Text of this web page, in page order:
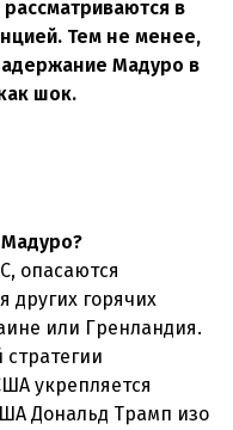
в
Тем не менее,
Мадуро в
шок.
опасаются
других горячих
или Гренландия.
укрепляется
Дональд Трамп изо